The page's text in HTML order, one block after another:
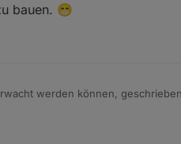
bauen. 😁
Tapo App überwacht werden können,
wird.
zu verbinden und zu steuern.